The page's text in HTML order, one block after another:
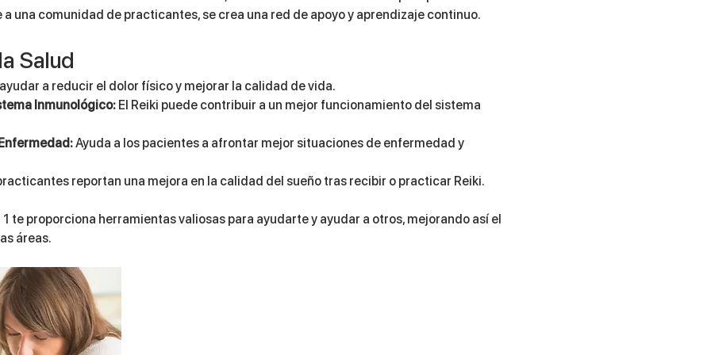
a una comunidad de practicantes, se crea una red de apoyo y aprendizaje continuo.
Salud
a reducir el dolor físico y mejorar la calidad de vida.
Inmunológico: El Reiki puede contribuir a un mejor funcionamiento del sistema
Ayuda a los pacientes a afrontar mejor situaciones de enfermedad y
reportan una mejora en la calidad del sueño tras recibir o practicar Reiki.
te proporciona herramientas valiosas para ayudarte y ayudar a otros, mejorando así el
áreas.